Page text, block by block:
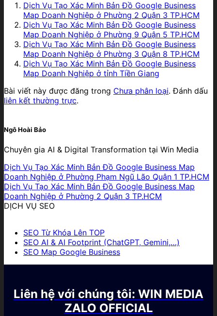
Dịch Vụ Tạo Xác Minh Bản Đồ Google Business
Map Doanh Nghiệp ở Phường 2 Quận 3 TP.HCM
Dịch Vụ Tạo Xác Minh Bản Đồ Google Business
Map Doanh Nghiệp ở Phường 9 Quận 5 TP.HCM
Dịch Vụ Tạo Xác Minh Bản Đồ Google Business
Map Doanh Nghiệp ở Phường 3 Quận 8 TP.HCM
Dịch Vụ Tạo Xác Minh Bản Đồ Google Business
Map Doanh Nghiệp ở tỉnh Tiền Giang
Bài viết này được đăng trong Chưa phân loại. Đánh dấu
liên kết thường trực.
Ngô Hoài Bảo
Chuyên gia AI & Digital Transformation tại Win Media
Dịch Vụ Tạo Xác Minh Bản Đồ Google Business Map
Doanh Nghiệp ở Phường Phạm Ngũ Lão Quận 1 TP.HCM
Dịch Vụ Tạo Xác Minh Bản Đồ Google Business Map
Doanh Nghiệp ở Phường 2 Quận 3 TP.HCM
DỊCH VỤ SEO
SEO Từ Khóa Lên TOP
SEO AI & AI Footprint (ChatGPT, Gemini,…)
SEO Map Google Business
Liên hệ với chúng tôi: WIN MEDIA
ZALO OFFICIAL